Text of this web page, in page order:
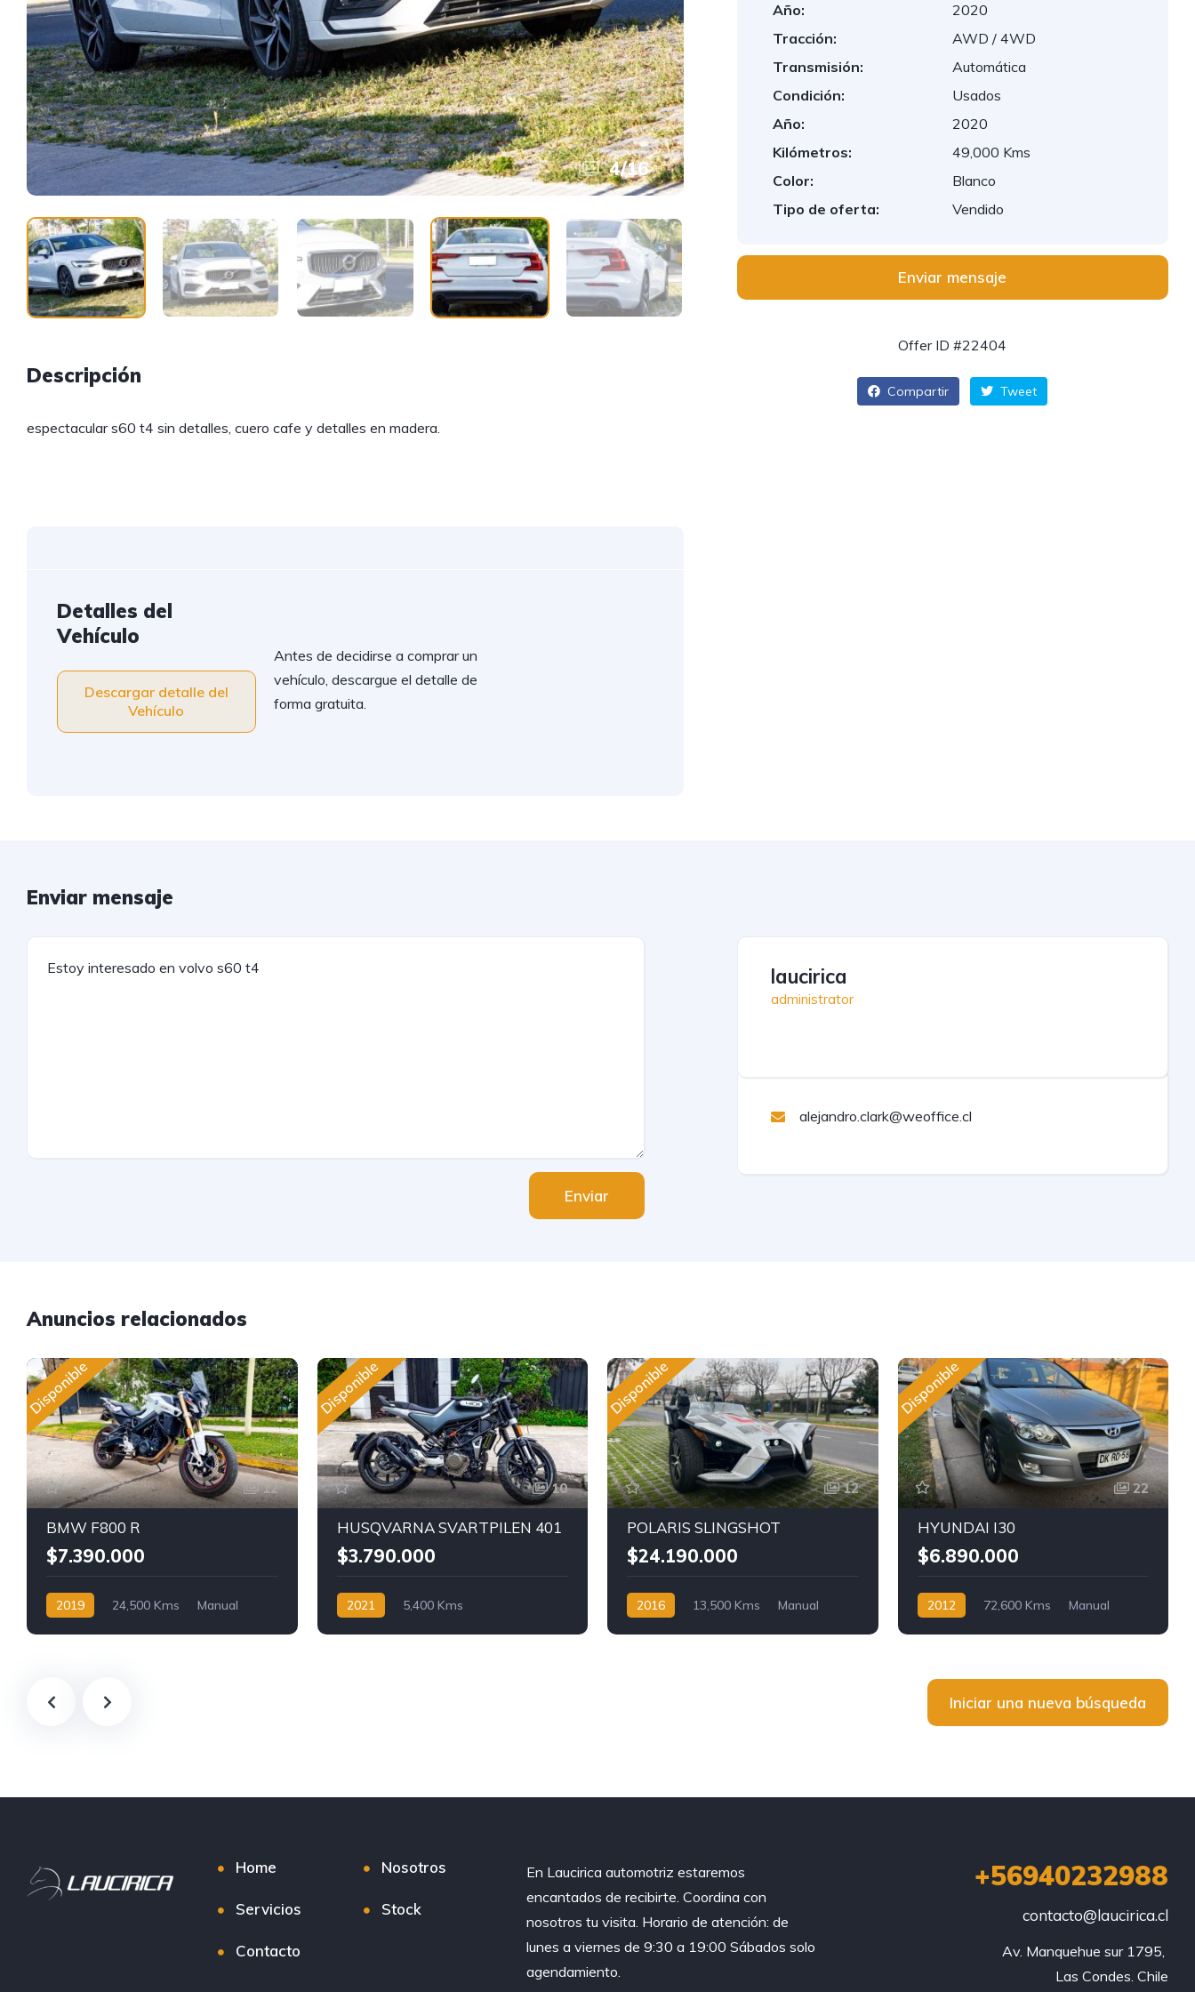
4/16
Descripción
espectacular s60 t4 sin detalles, cuero cafe y detalles en madera.
Detalles del
Vehículo
Descargar detalle del
Vehículo
Antes de decidirse a comprar un
vehículo, descargue el detalle de
forma gratuita.
Año:
2020
Tracción:
AWD / 4WD
Transmisión:
Automática
Condición:
Usados
Año:
2020
Kilómetros:
49,000 Kms
Color:
Blanco
Tipo de oferta:
Vendido
Enviar mensaje
Offer ID #22404
Compartir Tweet
Enviar mensaje
Enviar
laucirica
administrator
alejandro.clark@weoffice.cl
Anuncios relacionados
Disponible
12
BMW F800 R
$7.390.000
2019 24,500 Kms
Manual
Disponible
10
HUSQVARNA SVARTPILEN 401
$3.790.000
2021 5,400 Kms
Disponible
12
POLARIS SLINGSHOT
$24.190.000
2016 13,500 Kms
Manual
Disponible
22
HYUNDAI I30
$6.890.000
2012 72,600 Kms
Manual
Iniciar una nueva búsqueda
Home Nosotros
Servicios Stock
Contacto
En Laucirica automotriz estaremos
encantados de recibirte. Coordina con
nosotros tu visita. Horario de atención: de
lunes a viernes de 9:30 a 19:00 Sábados solo
agendamiento.
+56940232988
contacto@laucirica.cl
Av. Manquehue sur 1795,
Las Condes. Chile